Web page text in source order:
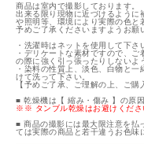
商品は室内で撮影しております。
出来る限り現物に近づけるように
や照明等、環境により実際の色と
予めご了承くださいますようお願
・洗濯時はネットを使用して下さ
・デリケートな素材ですので、
の際に強く引っ張ったりしないよ
・染料の性質上、淡色、白物と
けて洗って下さい。
【予めご了承、ご理解の上、ご
■ 乾燥機は【 縮み・傷み 】の原
※※ タンブル乾燥はお避けくだ
■ 商品の撮影には最大限注意を払
ては実際の商品と若干違うお色味